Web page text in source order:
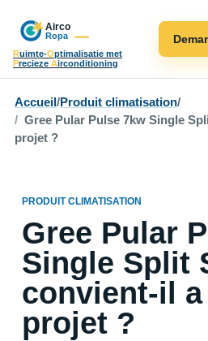
Ruimte-Optimalisatie met
Precieze Airconditioning
Accueil /Produit climatisation/
Gree Pular Pulse 7kw Single
projet ?
PRODUIT CLIMATISATION
Gree Pular
Single Split
convient-il
projet ?